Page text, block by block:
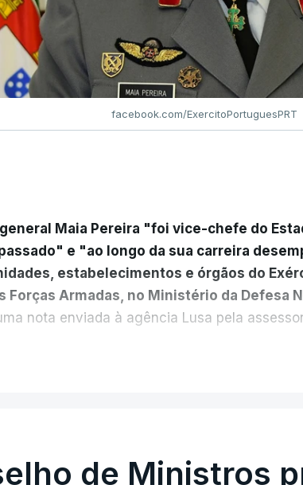
facebook.com/ExercitoPortuguesPRT
Maia Pereira "foi vice-chefe do
e "ao longo da sua carreira
estabelecimentos e órgãos do
Forças Armadas, no Ministério da Defesa
nota enviada à agência Lusa pela
na MINUSCA, como 2.º
de Ministros